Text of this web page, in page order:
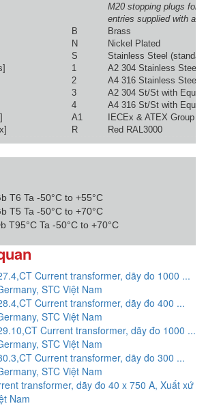
M20 stopping plugs for
entries supplied with all
B
N
S
Brass
Nickel Plated
Stainless Steel
1
2
3
4
A2 304 Stainless Steel
A4 316 Stainless Steel
A2 304 St/St with
A4 316 St/St with
A1
IECEx & ATEX Group
R Red RAL3000
T6 Ta -50°C to +55°C
T5 Ta -50°C to +70°C
T95°C Ta -50°C to +70°C
Current transformer, dãy đo 1000 ...
STC Việt Nam
Current transformer, dãy đo 400 ...
STC Việt Nam
Current transformer, dãy đo 1000 ...
STC Việt Nam
Current transformer, dãy đo 300 ...
STC Việt Nam
transformer, dãy đo 40 x 750 A, Xuất xứ
Nam